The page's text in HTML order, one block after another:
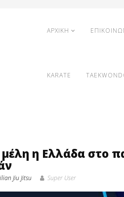
ΑΡΧΙΚΗ
KARATE
η Ελλάδα στο
Jiu Jitsu Super User